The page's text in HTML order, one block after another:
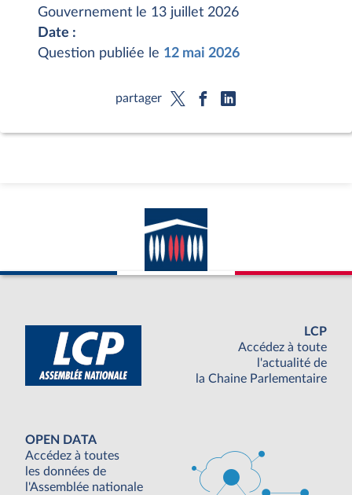
Gouvernement le 13 juillet 2026
Date :
Question publiée le 12 mai 2026
partager
LCP
Accédez à toute
l'actualité de
la Chaine Parlementaire
OPEN DATA
Accédez à toutes
les données de
l'Assemblée nationale